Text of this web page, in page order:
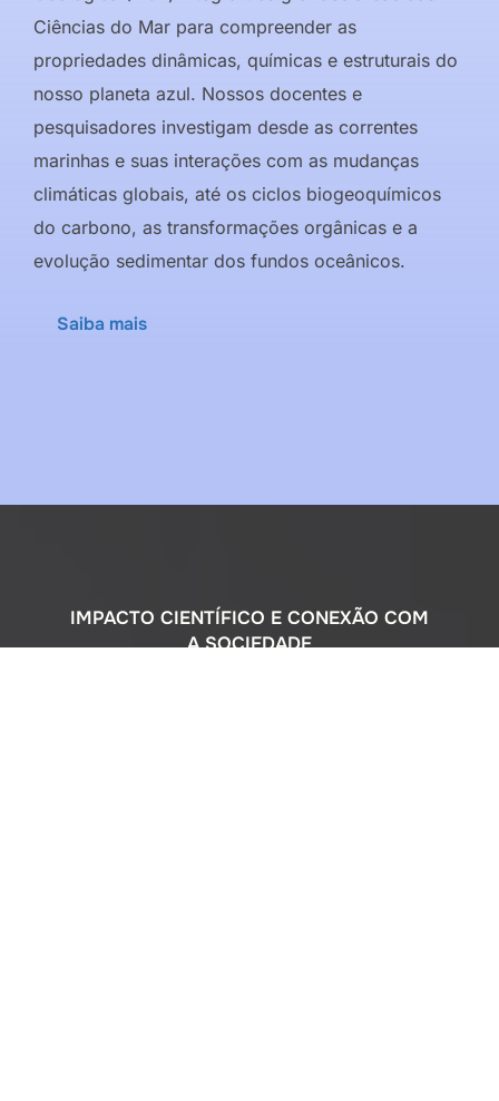
Ciências do Mar para compreender as
propriedades dinâmicas, químicas e estruturais do
nosso planeta azul. Nossos docentes e
pesquisadores investigam desde as correntes
marinhas e suas interações com as mudanças
climáticas globais, até os ciclos biogeoquímicos
do carbono, as transformações orgânicas e a
evolução sedimentar dos fundos oceânicos.
Saiba mais
IMPACTO CIENTÍFICO E CONEXÃO COM
A SOCIEDADE